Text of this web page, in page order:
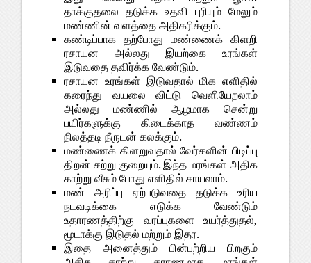
தாக்குதலை தடுக்க உதவி புரியும் மேலும்
மண்ணின் வளத்தை அதிகரிக்கும்.
கண்டிப்பாக தற்போது மண்ணைக் கிளறி
ரசாயன அல்லது இயற்கை உரங்கள்
இடுவதை தவிர்க்க வேண்டும்.
ரசாயன உரங்கள் இடுவதால் மிக எளிதில்
கரைந்து வயலை விட்டு வெளியேறலாம்
அல்லது மண்ணில் ஆழமாக சென்று
பயிர்களுக்கு கிடைக்காத வண்ணம்
நிலத்தடி நீருடன் கலக்கும்.
மண்ணைக் கிளறுவதால் வேர்களின் பிடிப்பு
திறன் சற்று குறையும். இந்த மரங்கள் அதிக
காற்று வீசும் போது எளிதில் சாயலாம்.
மண் அரிப்பு ஏற்படுவதை தடுக்க உரிய
நடவடிக்கை எடுக்க வேண்டும்
உதாரணத்திற்கு வரப்புகளை உயர்த்துதல்,
மூடாக்கு இடுதல் மற்றும் இதர.
இதை அனைத்தும் பின்பற்றிய பிறகும்